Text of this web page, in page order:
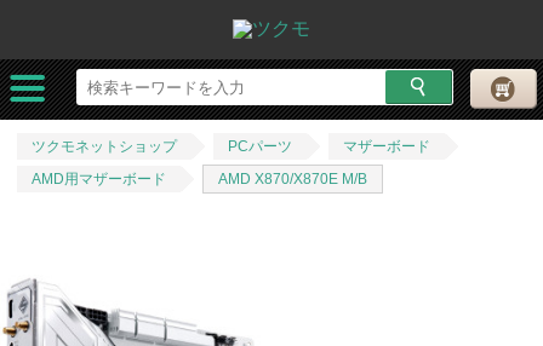
ツクモネットショップ PCパーツ
マザーボード
AMD用マザーボード
AMD X870/X870E M/B